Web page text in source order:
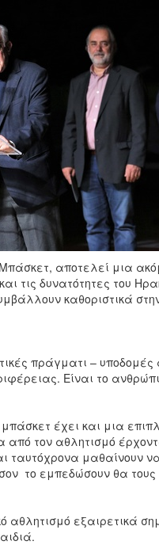
αποτελεί μια
τις δυνατότητες του
καθοριστικά στην
πράγματι –
Είναι το
έχει και μια
από τον αθλητισμό
ταυτόχρονα μαθαίνουν
το εμπεδώσουν θα τους
εξαιρετικά